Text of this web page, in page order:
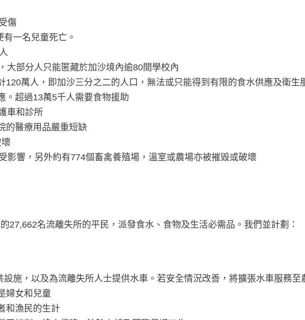
傷
一名兒童死亡。
大部分人只能匿藏於加沙境內逾80間學校內
120萬人，即加沙三分之二的人口，無法或只能得到有限的食水供應及衛生
。超過13萬5千人需要食物援助
車和診所
的醫療用品嚴重短缺
影響，另外約有774個畜禽養殖場，溫室或農場亦被摧毀或破壞
27,662名流離失所的平民，派發食水、食物及生活必需品。我們並計劃：
施，以及為流離失所人士提供水車。若安全情況改善，將擴張水車服務至
婦女和兒童
和漁民的生計